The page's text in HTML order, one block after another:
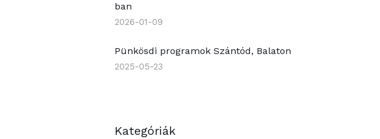
ban
2026-01-09
Pünkösdi programok Szántód, Balaton
2025-05-23
Kategóriák